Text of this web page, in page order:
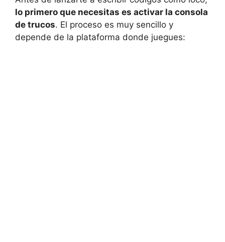
lo primero que necesitas es activar la consola
de trucos. El proceso es muy sencillo y
depende de la plataforma donde juegues: